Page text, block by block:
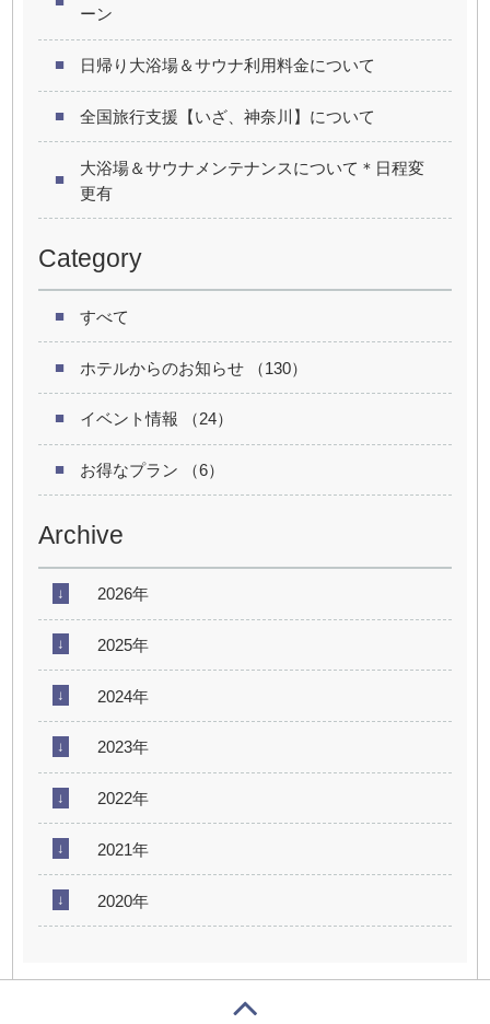
ーン
日帰り大浴場＆サウナ利用料金について
全国旅行支援【いざ、神奈川】について
大浴場＆サウナメンテナンスについて＊日程変
更有
Category
すべて
ホテルからのお知らせ （130）
イベント情報 （24）
お得なプラン （6）
Archive
2026年
2025年
2024年
2023年
2022年
2021年
2020年